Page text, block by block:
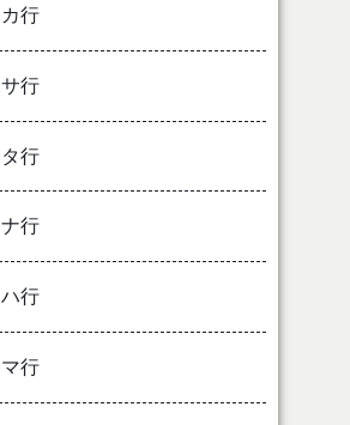
カ行
サ行
タ行
ナ行
ハ行
マ行